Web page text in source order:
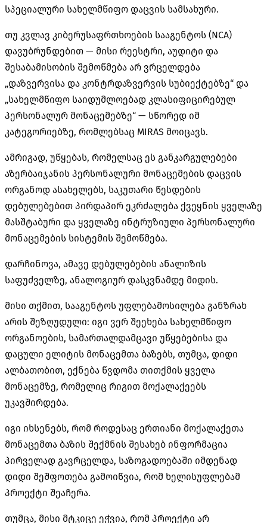
სპეციალური სახელმწიფო დაცვის სამსახური.
თუ კვლავ კიბერუსაფრთხოების სააგენტოს (NCA)
დავუბრუნდებით — მისი რეესტრი, აუდიტი და
შესაბამისობის შემოწმება არ ვრცელდება
„დაზვერვისა და კონტრდაზვერვის სუბიექტებზე“ და
„სახელმწიფო საიდუმლოებად კლასიფიცირებულ
პერსონალურ მონაცემებზე“ — სწორედ იმ
კატეგორიებზე, რომლებსაც MIRAS მოიცავს.
ამრიგად, უწყებას, რომელსაც ეს განკარგულებები
აზერბაიჯანის პერსონალური მონაცემების დაცვის
ორგანოდ ასახელებს, საკუთარი წესდების
დებულებებით პირდაპირ ეკრძალება ქვეყნის ყველაზე
მასშტაბური და ყველაზე ინტრუზიული პერსონალური
მონაცემების სისტემის შემოწმება.
დარჩინოვა, ამავე დებულებების ანალიზის
საფუძველზე, ანალოგიურ დასკვნამდე მიდის.
მისი თქმით, სააგენტოს უფლებამოსილება განზრახ
არის შეზღუდული: იგი ვერ შეეხება სახელმწიფო
ორგანოების, სამართალდამცავი უწყებებისა და
დაცული ელიტის მონაცემთა ბაზებს, თუმცა, დიდი
ალბათობით, ექნება წვდომა თითქმის ყველა
მონაცემზე, რომელიც რიგით მოქალაქეებს
უკავშირდება.
იგი იხსენებს, რომ როდესაც ერთიანი მოქალაქეთა
მონაცემთა ბაზის შექმნის შესახებ ინფორმაცია
პირველად გავრცელდა, საზოგადოებაში იმდენად
დიდი შეშფოთება გამოიწვია, რომ ხელისუფლებამ
პროექტი შეაჩერა.
თუმცა, მისი მტკიცე ეჭვია, რომ პროექტი არ